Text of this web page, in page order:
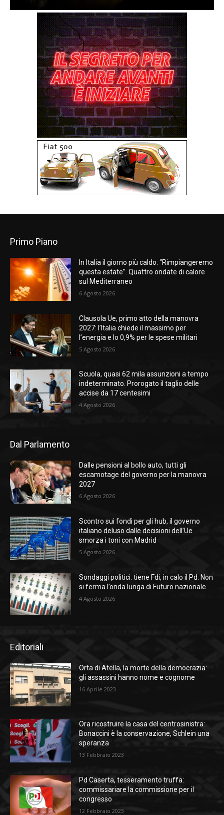
Primo Piano
In Italia il giorno più caldo: “Rimpiangeremo
questa estate”. Quattro ondate di calore
sul Mediterraneo
6 Agosto 2026
Clausola Ue, primo atto della manovra
2027: l’Italia chiede il massimo per
l’energia e lo 0,9% per le spese militari
5 Agosto 2026
Scuola, quasi 62 mila assunzioni a tempo
indeterminato. Prorogato il taglio delle
accise da 17 centesimi
4 Agosto 2026
Dal Parlamento
Dalle pensioni al bollo auto, tutti gli
escamotage del governo per la manovra
2027
6 Agosto 2026
Scontro sui fondi per gli hub, il governo
italiano deluso dalle decisioni dell’Ue
smorza i toni con Madrid
5 Agosto 2026
Sondaggi politici: tiene Fdi, in calo il Pd. Non
si ferma l’onda lunga di Futuro nazionale
4 Agosto 2026
Editoriali
Orta di Atella, la morte della democrazia:
gli assassini hanno nome e cognome
16 Aprile 2023
Ora ricostruire la casa del centrosinistra:
Bonaccini è la conservazione, Schlein una
speranza
13 Febbraio 2023
Pd Caserta, tesseramento truffa:
commissariare la commissione per il
congresso
12 Febbraio 2023